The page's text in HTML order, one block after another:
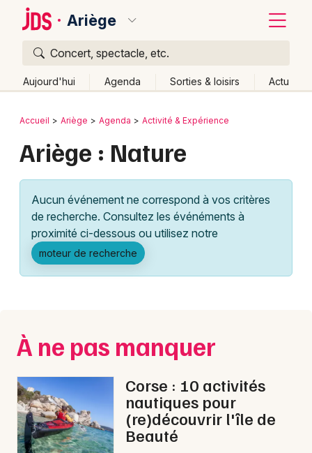
Ariège
Concert, spectacle, etc.
Aujourd'hui Agenda Sorties & loisirs Actu
Publier un événement
Grands événements
Activité & Expérience
Manifestations
Spectacles
Concerts
Sports
Soirées
Bordeaux
Lille
Lyon
Marseille
Nantes
Nice
Paris
Strasbourg
Retour
Accueil Ariège Agenda Activité & Expérience
Ariège : Nature
Aucun événement ne correspond à vos critères
de recherche. Consultez les événéments à
proximité ci-dessous ou utilisez notre
moteur de recherche
À ne pas manquer
Corse : 10 activités
nautiques pour
(re)découvrir l'île de
Beauté
Quoi ?
Où ?
Changer de lieu
Quand ?
Effacer les dates
Aujourd'hui
Demain Ce week-end Autre